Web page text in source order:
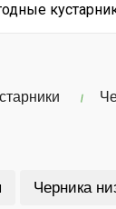
Черника